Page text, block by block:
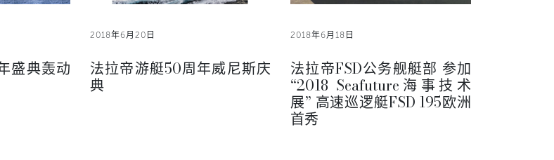
盛典轰动
2018年6月20日
法拉帝游艇50周年威尼斯庆
典
2018年6月18日
法拉帝FSD公务舰艇部 参加
“2018 Seafuture海事技术
展” 高速巡逻艇FSD 195欧洲
首秀